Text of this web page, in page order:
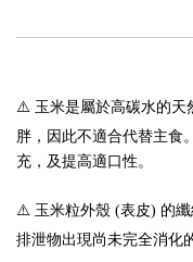
⚠️ 玉米是屬於高碳水的天
胖，因此不適合代替主食
充，及提高適口性。
⚠️ 玉米粒外殼 (表皮) 的
排泄物出現尚未完全消化